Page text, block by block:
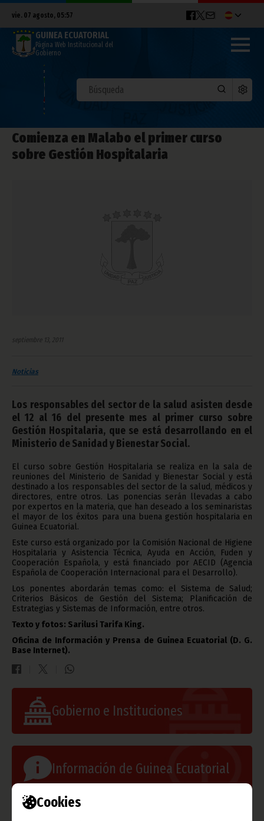
Cookies
vie. 07 agosto, 05:57
GUINEA ECUATORIAL
Página Web Institucional del
Gobierno
Comienza en Malabo el primer curso
sobre Gestión Hospitalaria
septiembre 13, 2011
Noticias
Los responsables del sector de la salud asisten desde
el 12 al 16 del presente mes al primer curso sobre
Gestión Hospitalaria, que se está desarrollando en el
Ministerio de Sanidad y Bienestar Social.
El curso sobre Gestión Hospitalaria se realiza en la sala de
reuniones del Ministerio de Sanidad y Bienestar Social y está
destinado a los responsables del sector de la salud, médicos y
directores, entre otros. Las ponencias serán llevadas a cabo
por expertos en la materia, que han deseado a los seminaristas
el mayor de los éxitos para una buena gestión hospitalaria en
Guinea Ecuatorial.
Este curso está organizado por la Comisión Nacional de Higiene
Hospitalaria y Asistencia Técnica, Ayuda en Acción, Fuden y
Cooperación Española, y está financiado por AECID (Agencia
Española de Cooperación Internacional para el Desarrollo).
Los ponentes abordarán temas como: el Sistema de Salud;
Criterios Básicos de Gestión del Sistema; Planificación de
Estrategias y Sistemas de Información, entre otros.
Texto y fotos: Sarilusi Tarifa King.
Oficina de Información y Prensa de Guinea Ecuatorial (D. G.
Base Internet).
Gobierno e Instituciones
Información de Guinea Ecuatorial